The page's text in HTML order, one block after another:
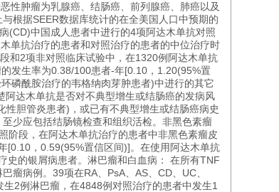
性肿瘤为乳腺癌、结肠癌、前列腺癌、肺癌以及
根据SEER数据库统计的在全美国人口中预期的
(CD)中国成人患者中进行的4项阿达木单抗对照
单抗治疗的患者和对照治疗的患者的中位治疗时
和2项非对照临床试验中，在1320例阿达木单抗
发生率为0.38/100患者-年[0.10，1.20(95%置
磷酰胺治疗的韦格纳肉芽肿患者)中进行的其它
达木单抗是否对不典型增生或结肠癌的发病风
胆管炎患者)，或已有不典型增生或结肠癌病史
少应包括结肠镜检查和组织活检。非黑色素瘤
阶段，在阿达木单抗治疗的患者中非黑色素瘤皮
[0.10，0.59(95%置信区间)]。在使用阿达木单抗
史的银屑病患者。淋巴瘤和白血病： 在所有TNF
瘤病例。39项在RA、PsA、AS、CD、UC、
2例淋巴瘤，在4848例对照治疗的患者中发生1